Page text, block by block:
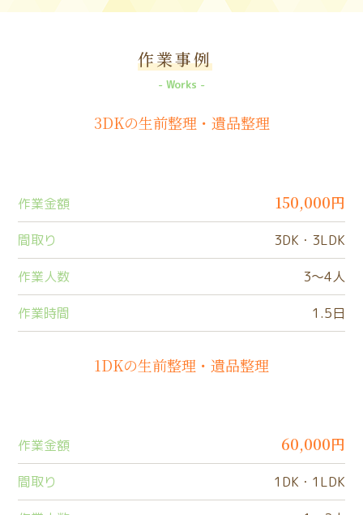
作業事例
Works
3DKの生前整理・遺品整理
作業金額 150,000円
間取り 3DK・3LDK
作業人数 3〜4人
作業時間 1.5日
1DKの生前整理・遺品整理
作業金額 60,000円
間取り 1DK・1LDK